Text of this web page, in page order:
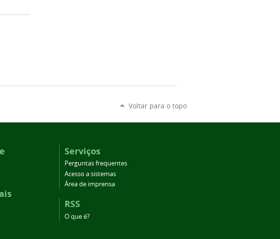
Voltar para o topo
Serviços
Perguntas frequentes
Acesso a sistemas
Área de imprensa
RSS
O que é?